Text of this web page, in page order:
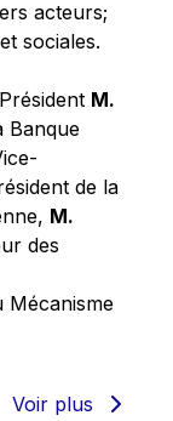
acteurs;
sociales.
M.
Banque
de la
M.
des
Mécanisme
Voir plus